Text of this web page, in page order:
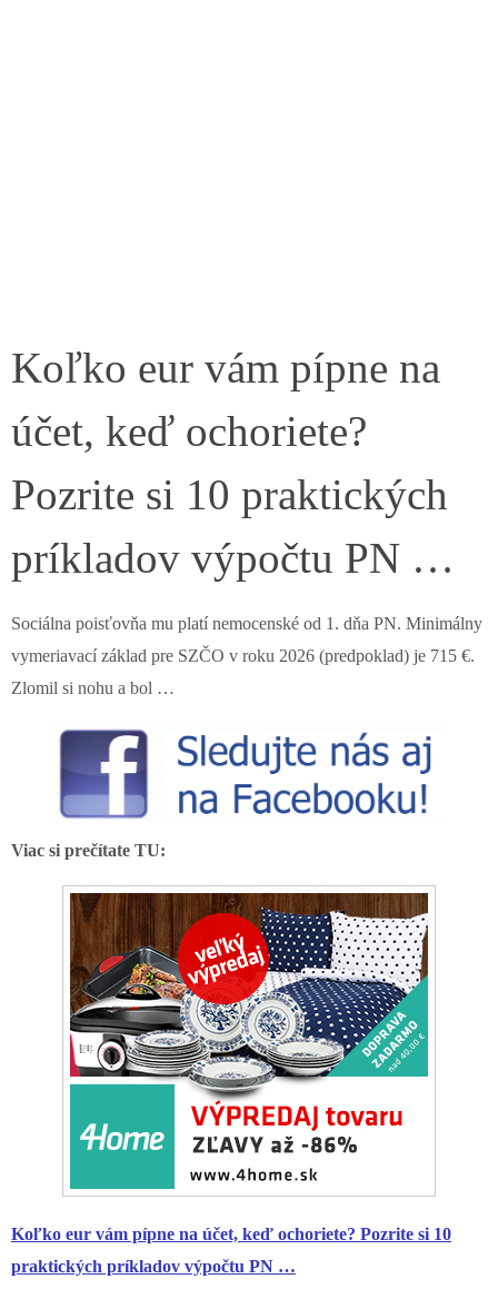
Koľko eur vám pípne na
účet, keď ochoriete?
Pozrite si 10 praktických
príkladov výpočtu PN …
Sociálna poisťovňa mu platí nemocenské od 1. dňa PN. Minimálny
vymeriavací základ pre SZČO v roku 2026 (predpoklad) je 715 €.
Zlomil si nohu a bol …
Viac si prečítate TU:
Koľko eur vám pípne na účet, keď ochoriete? Pozrite si 10
praktických príkladov výpočtu PN …